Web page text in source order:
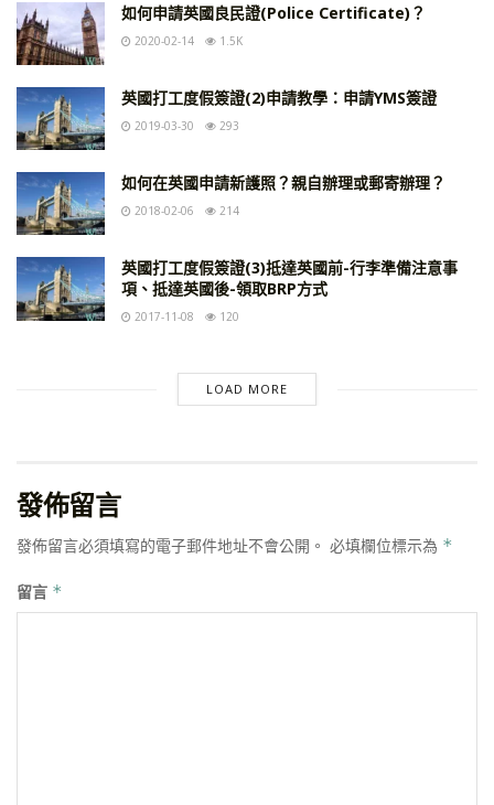
如何申請英國良民證(Police Certificate)？
2020-02-14 1.5K
英國打工度假簽證(2)申請教學：申請YMS簽證
2019-03-30 293
如何在英國申請新護照？親自辦理或郵寄辦理？
2018-02-06 214
英國打工度假簽證(3)抵達英國前-行李準備注意事
項、抵達英國後-領取BRP方式
2017-11-08 120
LOAD MORE
發佈留言
發佈留言必須填寫的電子郵件地址不會公開。 必填欄位標示為 *
留言 *